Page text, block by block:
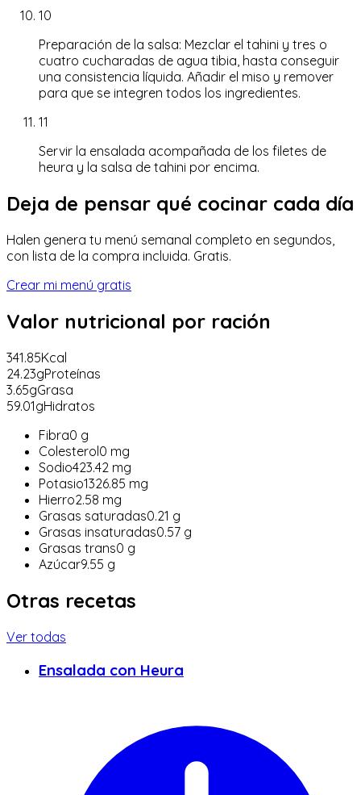
10
Preparación de la salsa: Mezclar el tahini y tres o
cuatro cucharadas de agua tibia, hasta conseguir
una consistencia líquida. Añadir el miso y remover
para que se integren todos los ingredientes.
11
Servir la ensalada acompañada de los filetes de
heura y la salsa de tahini por encima.
Deja de pensar qué cocinar cada día
Halen genera tu menú semanal completo en segundos,
con lista de la compra incluida. Gratis.
Crear mi menú gratis
Valor nutricional por ración
341.85Kcal
24.23gProteínas
3.65gGrasa
59.01gHidratos
Fibra0 g
Colesterol0 mg
Sodio423.42 mg
Potasio1326.85 mg
Hierro2.58 mg
Grasas saturadas0.21 g
Grasas insaturadas0.57 g
Grasas trans0 g
Azúcar9.55 g
Otras recetas
Ver todas
Ensalada con Heura